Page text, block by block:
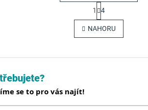
O
v
l
a
S
t
r
á
n
o
1 4
NAHORU
se to pro vás najít!